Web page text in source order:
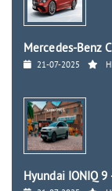
Mercedes-Benz
21-07-2025
Hyundai IONIQ